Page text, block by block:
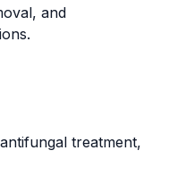
and
treatment,